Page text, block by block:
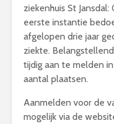
ziekenhuis St
eerste instantie
afgelopen drie jaar
ziekte.
tijdig aan te melden
aantal plaatsen.
Aanmelden voor de
mogelijk via de